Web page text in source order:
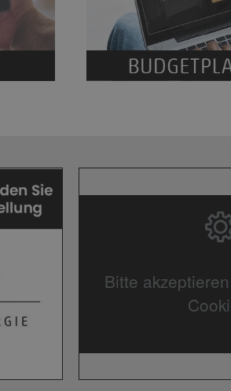
Bitte